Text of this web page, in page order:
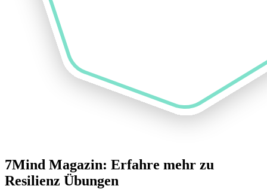
7Mind Magazin: Erfahre mehr zu
Resilienz Übungen